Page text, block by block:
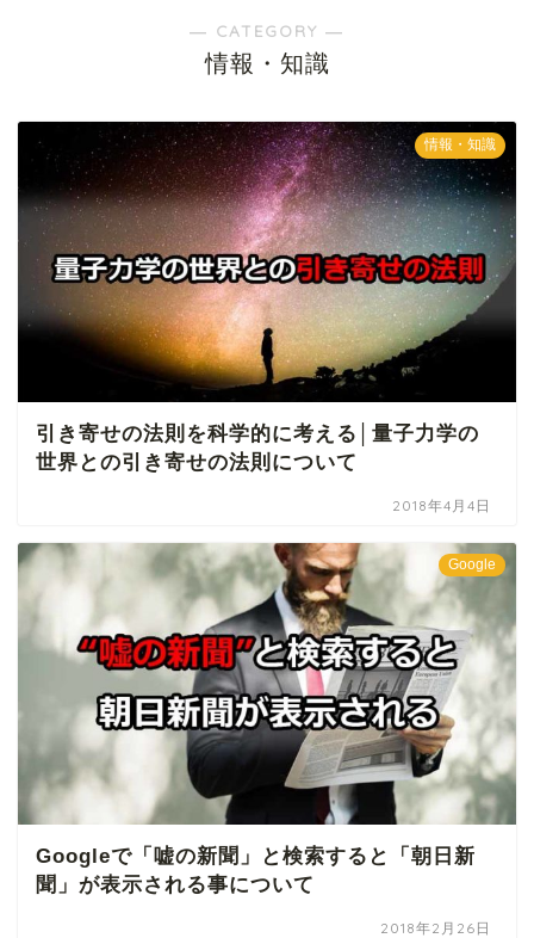
― CATEGORY ―
情報・知識
情報・知識
引き寄せの法則を科学的に考える│量子力学の
世界との引き寄せの法則について
2018年4月4日
Google
Googleで「嘘の新聞」と検索すると「朝日新
聞」が表示される事について
2018年2月26日